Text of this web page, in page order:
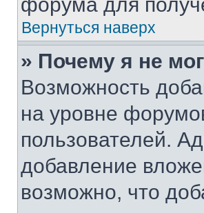
Вернуться наверх
» Почему я не
Возможность
на уровне
пользователей.
добавление
возможно, что